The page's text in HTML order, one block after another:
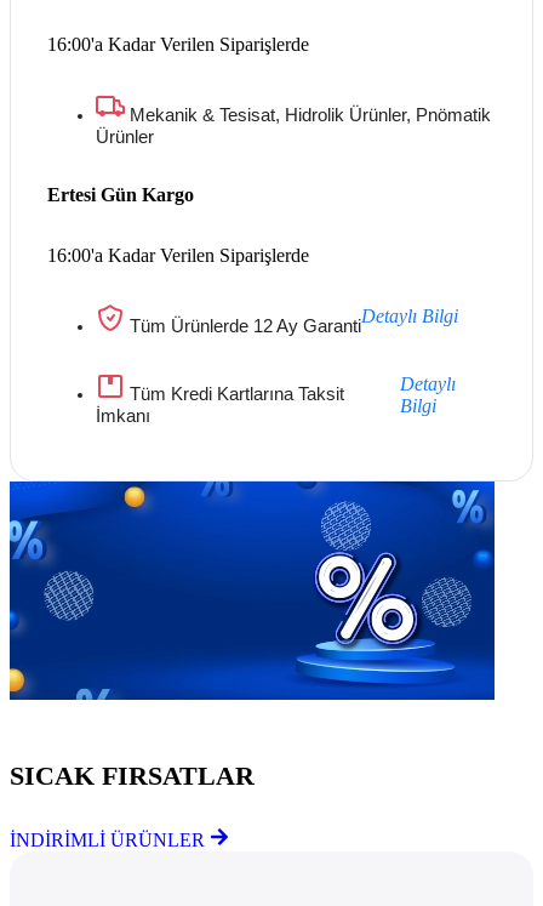
16:00'a Kadar Verilen Siparişlerde
Mekanik & Tesisat, Hidrolik Ürünler, Pnömatik
Ürünler
16:00'a Kadar Verilen Siparişlerde
Ertesi Gün Kargo
Tüm Ürünlerde 12 Ay GarantiDetaylı Bilgi
Tüm Kredi Kartlarına Taksit
İmkanı
Detaylı
Bilgi
SICAK FIRSATLAR
İNDİRİMLİ ÜRÜNLER